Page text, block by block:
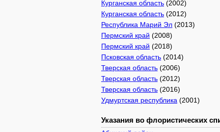
Курганская область (2002)
Курганская область (2012)
Республика Марий Эл (2013)
Пермский край (2008)
Пермский край (2018)
Псковская область (2014)
Тверская область (2006)
Тверская область (2012)
Тверская область (2016)
Удмуртская республика (2001)
Указания во флористических